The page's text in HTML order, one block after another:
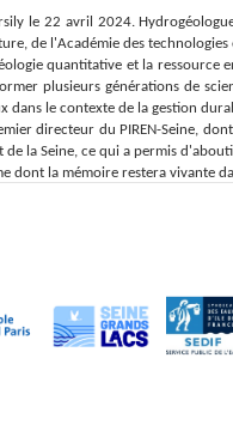
le 22 avril 2024.
de l'Académie des technologies
quantitative et la ressource
plusieurs générations de
le contexte de la gestion
directeur du PIREN-Seine,
la Seine, ce qui a permis
dont la mémoire restera vivante